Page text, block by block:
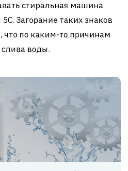
стиральная машина
Загорание таких знаков
что по каким-то причинам
слива воды.